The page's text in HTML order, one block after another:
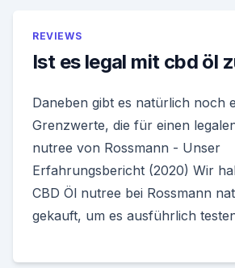
REVIEWS
Ist es legal mit cbd öl
Daneben gibt es natürlich noch
Grenzwerte, die für einen
nutree von Rossmann - Unser
Erfahrungsbericht (2020) Wir
CBD Öl nutree bei Rossmann
gekauft, um es ausführlich